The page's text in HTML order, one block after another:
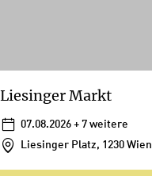
Liesinger Markt
07.08.2026 + 7 weitere
Liesinger Platz, 1230 Wien